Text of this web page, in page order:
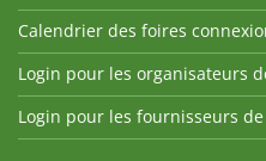
Calendrier des foires
Login pour les organisateurs
Login pour les fournisseurs